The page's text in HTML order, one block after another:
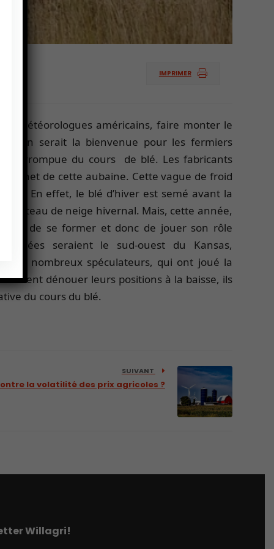
IMPRIMER
météorologues américains, faire monter le
serait la bienvenue pour les fermiers
du cours de blé. Les fabricants
de cette aubaine. Cette vague de froid
En effet, le blé d’hiver est semé avant la
de neige hivernal. Mais, cette année,
de se former et donc de jouer son rôle
seraient le sud-ouest du Kansas,
Les nombreux spéculateurs, qui ont joué la
dénouer leurs positions à la baisse, ils
du cours du blé.
SUIVANT
la volatilité des prix agricoles ?
Willagri!